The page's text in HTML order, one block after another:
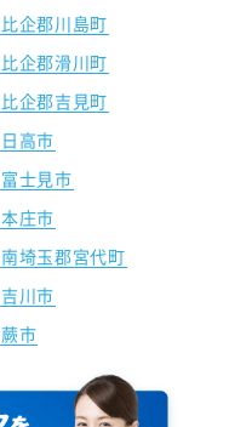
比企郡川島町
比企郡滑川町
比企郡吉見町
日高市
富士見市
本庄市
南埼玉郡宮代町
吉川市
蕨市